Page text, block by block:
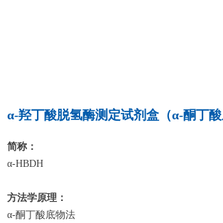
α-羟丁酸脱氢酶测定试剂盒（α-酮丁酸
简称：
α-HBDH
方法学原理：
α-酮丁酸底物法